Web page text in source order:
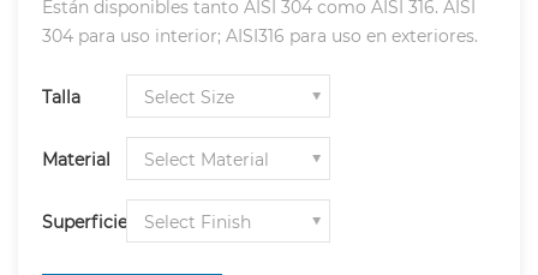
Están disponibles tanto AISI 304 como AISI 316. AISI
304 para uso interior; AISI316 para uso en exteriores.
Talla
Material
Superficie